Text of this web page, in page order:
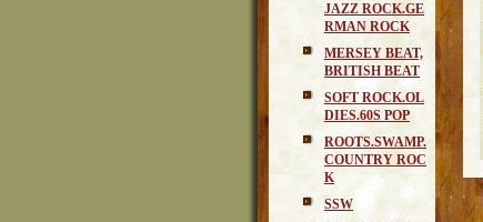
JAZZ ROCK.GE
RMAN ROCK
MERSEY BEAT,
BRITISH BEAT
SOFT ROCK.OL
DIES.60S POP
ROOTS.SWAMP.
COUNTRY ROC
K
SSW